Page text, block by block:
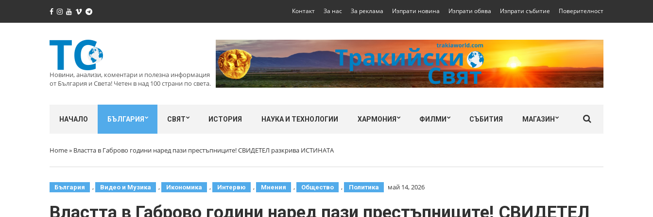
Контакт За нас За реклама Изпрати новина Изпрати обява Изпрати събитие Поверителност
Новини, анализи, коментари и полезна информация
от България и Света! Четен в над 100 страни по света.
НАЧАЛО БЪЛГАРИЯ СВЯТ ИСТОРИЯ НАУКА И ТЕХНОЛОГИИ ХАРМОНИЯ ФИЛМИ СЪБИТИЯ МАГАЗИН
Home» Властта в Габрово години наред пази престъпниците! СВИДЕТЕЛ разкрива ИСТИНАТА
България , Видео и Музика , Икономика , Интервю , Мнения , Общество , Политика май 14, 2026
Властта в Габрово години наред пази престъпниците! СВИДЕТЕЛ